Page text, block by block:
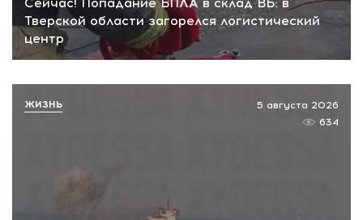
Тверской области загорелся логистический
центр
5 августа 2026
634
ЖИЗНЬ